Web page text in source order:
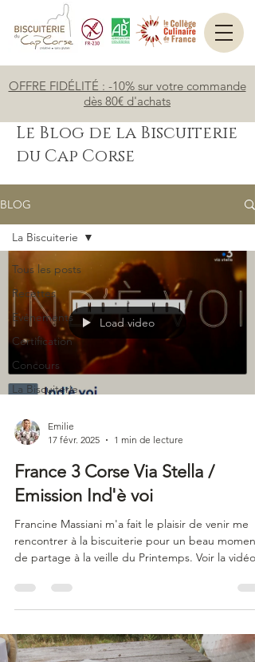
OFFRE FIDÉLITÉ : -10% sur votre commande
dès 80€ d'achats
Le Blog de la Biscuiterie
du Cap Corse
BLOG
Tous les posts
Recettes
Evénements
Certification
Concours
La Biscuiterie
La Biscuiterie
Load video
Emilie
17 févr. 2025
1 min de lecture
France 3 Corse Via Stella /
Emission Ind'è voi
Francine Massiani m'a fait le plaisir de venir me
rencontrer à la biscuiterie pour un beau moment
de partage à la veille du Printemps. Voir la vidéo